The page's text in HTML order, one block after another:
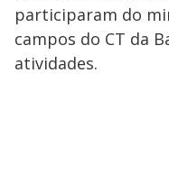
participaram do
campos do CT da
atividades.